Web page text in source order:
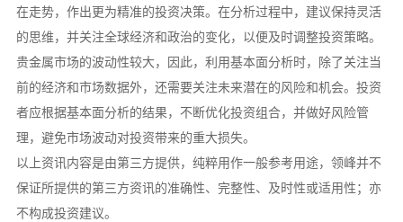
在走势，作出更为精准的投资决策。在分析过程中，建议保持灵活
的思维，并关注全球经济和政治的变化，以便及时调整投资策略。
贵金属市场的波动性较大，因此，利用基本面分析时，除了关注当
前的经济和市场数据外，还需要关注未来潜在的风险和机会。投资
者应根据基本面分析的结果，不断优化投资组合，并做好风险管
理，避免市场波动对投资带来的重大损失。
以上资讯内容是由第三方提供，纯粹用作一般参考用途，领峰并不
保证所提供的第三方资讯的准确性、完整性、及时性或适用性；亦
不构成投资建议。